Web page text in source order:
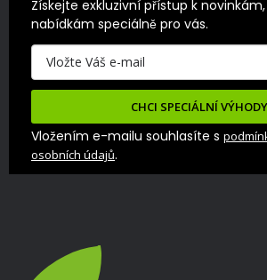
Získejte exkluzivní přístup k
nabídkám speciálně pro vás.
CHCI SPECIÁLNÍ VÝHODY
Vložením e-mailu souhlasíte s
osobních údajů.